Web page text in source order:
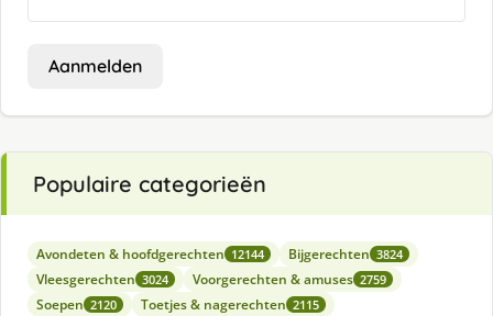
Aanmelden
Populaire categorieën
Avondeten & hoofdgerechten 12144 Bijgerechten 3824
Vleesgerechten 3024 Voorgerechten & amuses 2759
Soepen 2120 Toetjes & nagerechten 2115